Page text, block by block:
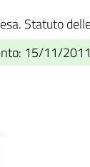
Statuto
15/11/2011